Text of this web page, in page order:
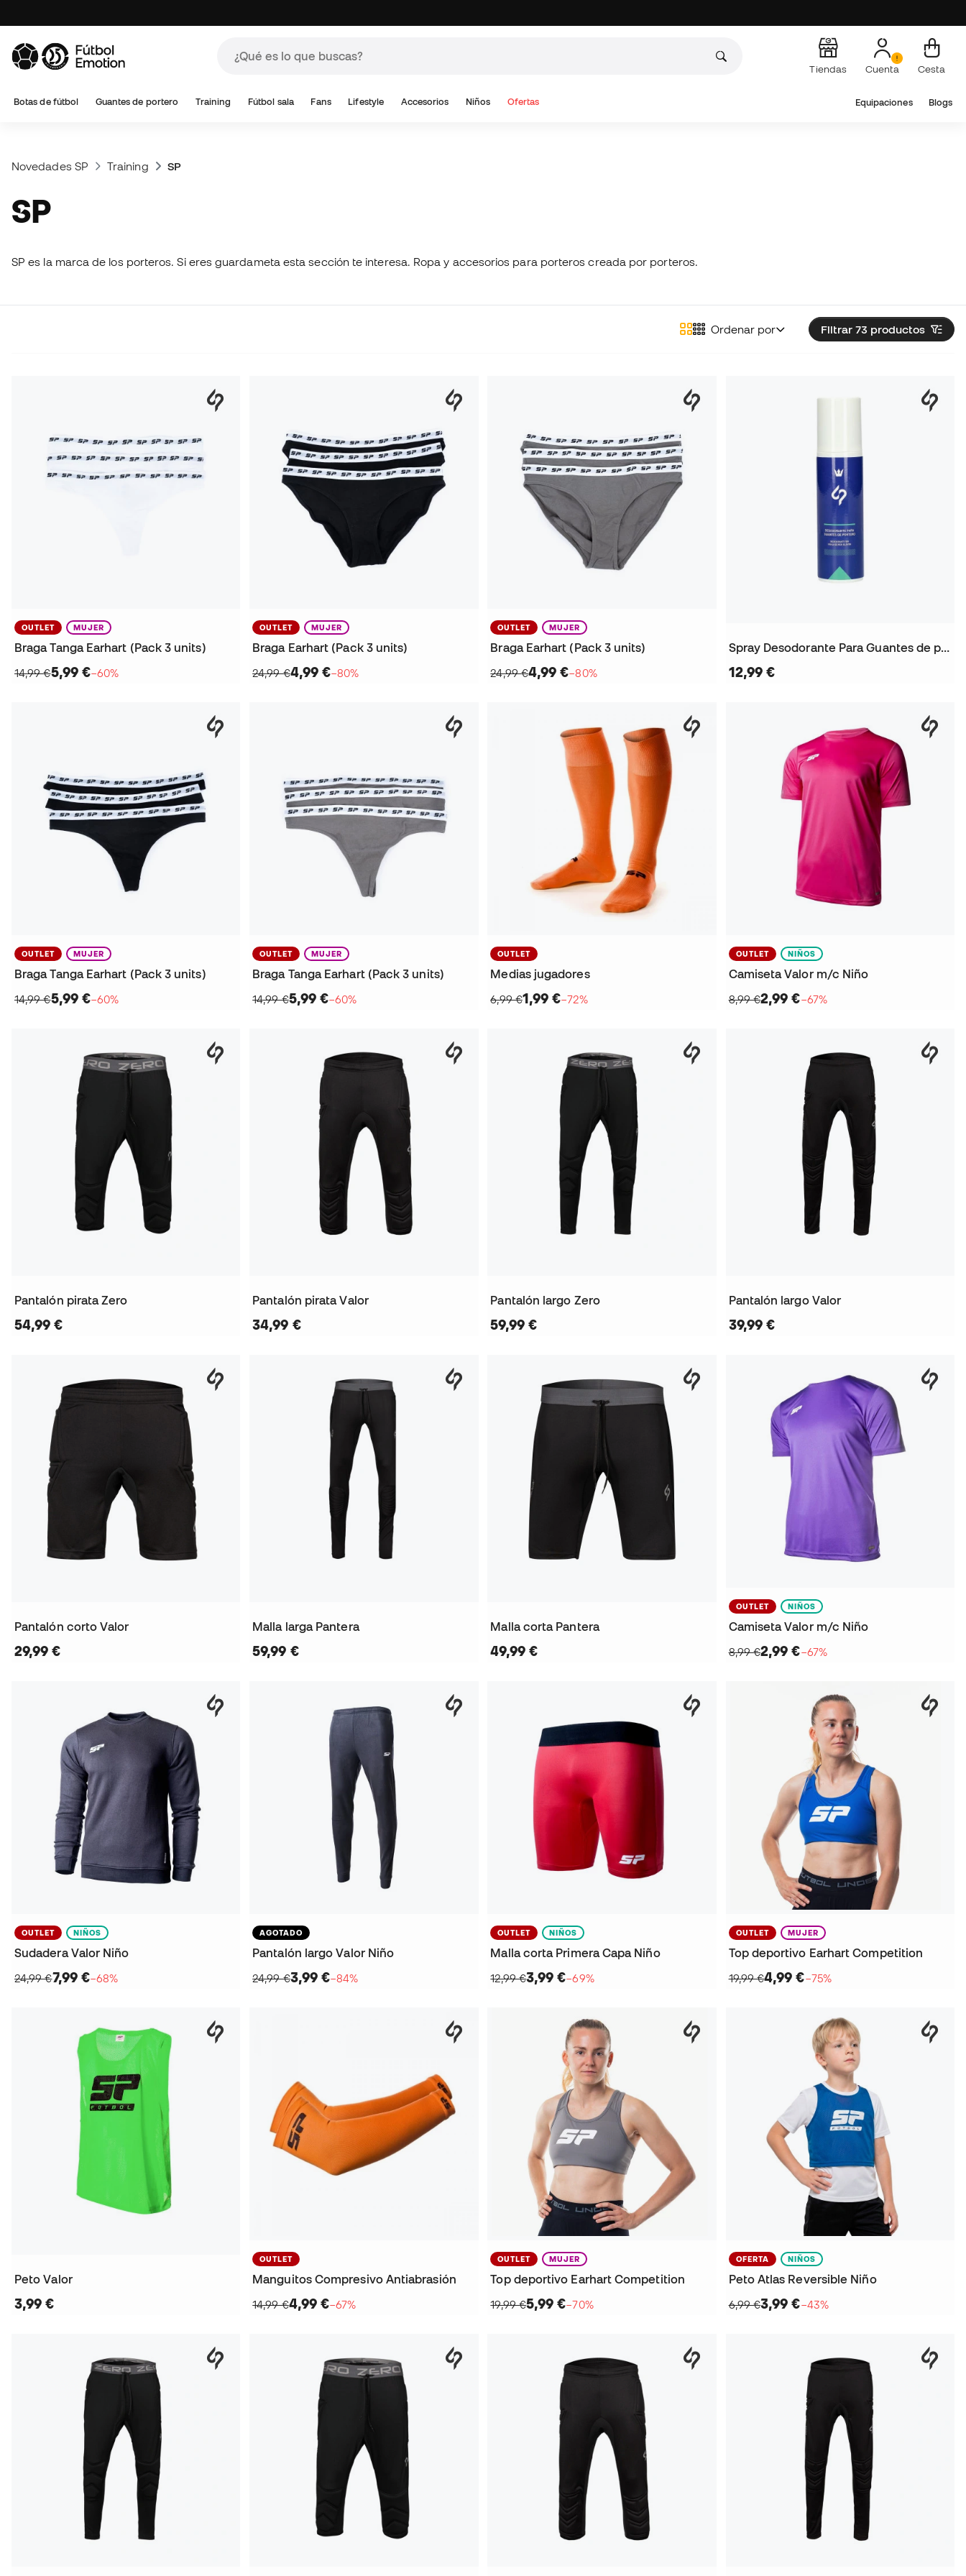
Tiendas Cuenta Cesta
Botas de fútbol Guantes de portero Training Fútbol sala Fans Lifestyle Accesorios Niños Ofertas Equipaciones Blogs
Novedades SP Training SP
SP
SP es la marca de los porteros. Si eres guardameta esta sección te interesa. Ropa y accesorios para porteros creada por porteros.
Filtrar 73 productos
Ordenar por
OUTLET MUJER
Braga Tanga Earhart (Pack 3 units)
14,99 €5,99 €−60%
OUTLET MUJER
Braga Earhart (Pack 3 units)
24,99 €4,99 €−80%
OUTLET MUJER
Braga Earhart (Pack 3 units)
24,99 €4,99 €−80%
Spray Desodorante Para Guantes de portero
12,99 €
OUTLET MUJER
Braga Tanga Earhart (Pack 3 units)
14,99 €5,99 €−60%
OUTLET MUJER
Braga Tanga Earhart (Pack 3 units)
14,99 €5,99 €−60%
OUTLET
Medias jugadores
6,99 €1,99 €−72%
OUTLET NIÑOS
Camiseta Valor m/c Niño
8,99 €2,99 €−67%
Pantalón pirata Zero
54,99 €
Pantalón pirata Valor
34,99 €
Pantalón largo Zero
59,99 €
Pantalón largo Valor
39,99 €
Pantalón corto Valor
29,99 €
Malla larga Pantera
59,99 €
Malla corta Pantera
49,99 €
OUTLET NIÑOS
Camiseta Valor m/c Niño
8,99 €2,99 €−67%
OUTLET NIÑOS
Sudadera Valor Niño
24,99 €7,99 €−68%
AGOTADO
Pantalón largo Valor Niño
24,99 €3,99 €−84%
OUTLET NIÑOS
Malla corta Primera Capa Niño
12,99 €3,99 €−69%
OUTLET MUJER
Top deportivo Earhart Competition
19,99 €4,99 €−75%
Peto Valor
3,99 €
OUTLET
Manguitos Compresivo Antiabrasión
14,99 €4,99 €−67%
OUTLET MUJER
Top deportivo Earhart Competition
19,99 €5,99 €−70%
OFERTA NIÑOS
Peto Atlas Reversible Niño
6,99 €3,99 €−43%